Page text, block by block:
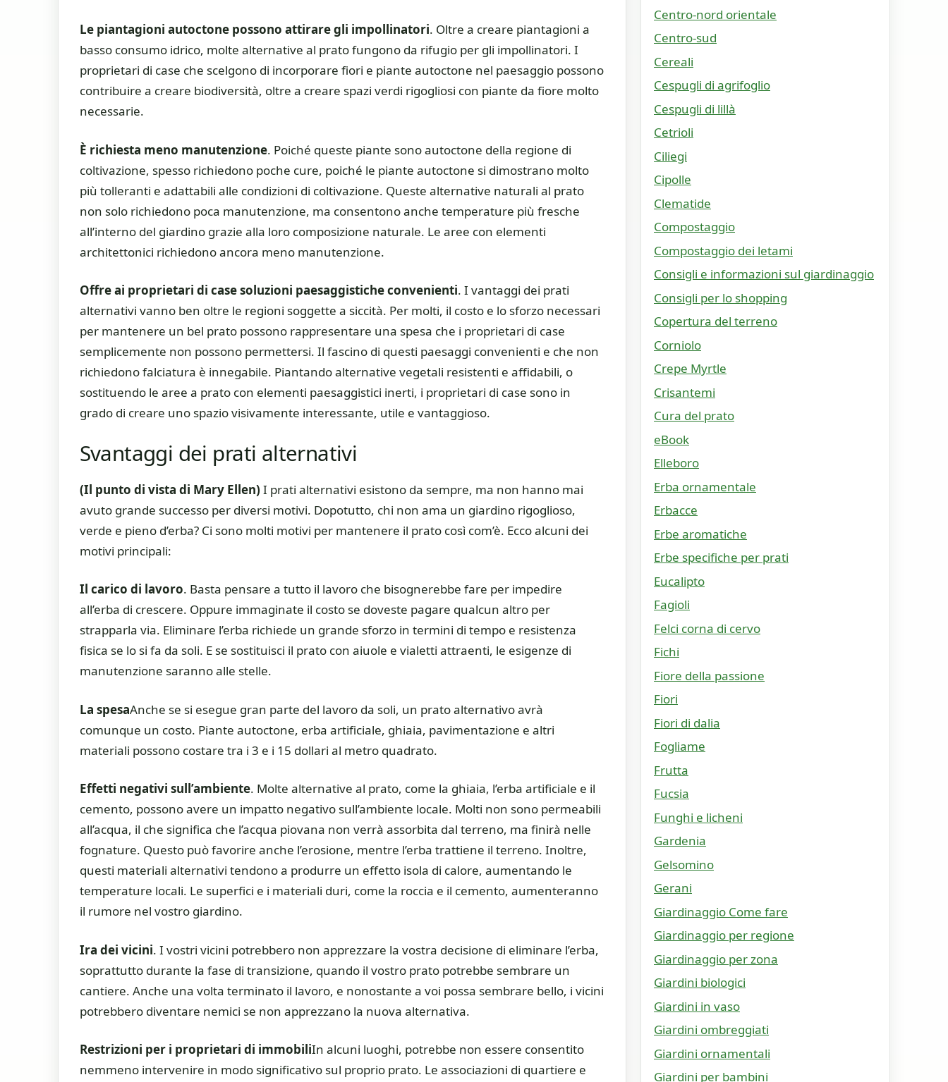
Le piantagioni autoctone possono attirare gli impollinatori. Oltre a creare piantagioni a
basso consumo idrico, molte alternative al prato fungono da rifugio per gli impollinatori. I
proprietari di case che scelgono di incorporare fiori e piante autoctone nel paesaggio possono
contribuire a creare biodiversità, oltre a creare spazi verdi rigogliosi con piante da fiore molto
necessarie.
È richiesta meno manutenzione. Poiché queste piante sono autoctone della regione di
coltivazione, spesso richiedono poche cure, poiché le piante autoctone si dimostrano molto
più tolleranti e adattabili alle condizioni di coltivazione. Queste alternative naturali al prato
non solo richiedono poca manutenzione, ma consentono anche temperature più fresche
all’interno del giardino grazie alla loro composizione naturale. Le aree con elementi
architettonici richiedono ancora meno manutenzione.
Offre ai proprietari di case soluzioni paesaggistiche convenienti. I vantaggi dei prati
alternativi vanno ben oltre le regioni soggette a siccità. Per molti, il costo e lo sforzo necessari
per mantenere un bel prato possono rappresentare una spesa che i proprietari di case
semplicemente non possono permettersi. Il fascino di questi paesaggi convenienti e che non
richiedono falciatura è innegabile. Piantando alternative vegetali resistenti e affidabili, o
sostituendo le aree a prato con elementi paesaggistici inerti, i proprietari di case sono in
grado di creare uno spazio visivamente interessante, utile e vantaggioso.
Svantaggi dei prati alternativi
(Il punto di vista di Mary Ellen) I prati alternativi esistono da sempre, ma non hanno mai
avuto grande successo per diversi motivi. Dopotutto, chi non ama un giardino rigoglioso,
verde e pieno d’erba? Ci sono molti motivi per mantenere il prato così com’è. Ecco alcuni dei
motivi principali:
Il carico di lavoro. Basta pensare a tutto il lavoro che bisognerebbe fare per impedire
all’erba di crescere. Oppure immaginate il costo se doveste pagare qualcun altro per
strapparla via. Eliminare l’erba richiede un grande sforzo in termini di tempo e resistenza
fisica se lo si fa da soli. E se sostituisci il prato con aiuole e vialetti attraenti, le esigenze di
manutenzione saranno alle stelle.
La spesaAnche se si esegue gran parte del lavoro da soli, un prato alternativo avrà
comunque un costo. Piante autoctone, erba artificiale, ghiaia, pavimentazione e altri
materiali possono costare tra i 3 e i 15 dollari al metro quadrato.
Effetti negativi sull’ambiente. Molte alternative al prato, come la ghiaia, l’erba artificiale e il
cemento, possono avere un impatto negativo sull’ambiente locale. Molti non sono permeabili
all’acqua, il che significa che l’acqua piovana non verrà assorbita dal terreno, ma finirà nelle
fognature. Questo può favorire anche l’erosione, mentre l’erba trattiene il terreno. Inoltre,
questi materiali alternativi tendono a produrre un effetto isola di calore, aumentando le
temperature locali. Le superfici e i materiali duri, come la roccia e il cemento, aumenteranno
il rumore nel vostro giardino.
Ira dei vicini. I vostri vicini potrebbero non apprezzare la vostra decisione di eliminare l’erba,
soprattutto durante la fase di transizione, quando il vostro prato potrebbe sembrare un
cantiere. Anche una volta terminato il lavoro, e nonostante a voi possa sembrare bello, i vicini
potrebbero diventare nemici se non apprezzano la nuova alternativa.
Restrizioni per i proprietari di immobiliIn alcuni luoghi, potrebbe non essere consentito
nemmeno intervenire in modo significativo sul proprio prato. Le associazioni di quartiere e
Centro-nord orientale
Centro-sud
Cereali
Cespugli di agrifoglio
Cespugli di lillà
Cetrioli
Ciliegi
Cipolle
Clematide
Compostaggio
Compostaggio dei letami
Consigli e informazioni sul giardinaggio
Consigli per lo shopping
Copertura del terreno
Corniolo
Crepe Myrtle
Crisantemi
Cura del prato
eBook
Elleboro
Erba ornamentale
Erbacce
Erbe aromatiche
Erbe specifiche per prati
Eucalipto
Fagioli
Felci corna di cervo
Fichi
Fiore della passione
Fiori
Fiori di dalia
Fogliame
Frutta
Fucsia
Funghi e licheni
Gardenia
Gelsomino
Gerani
Giardinaggio Come fare
Giardinaggio per regione
Giardinaggio per zona
Giardini biologici
Giardini in vaso
Giardini ombreggiati
Giardini ornamentali
Giardini per bambini